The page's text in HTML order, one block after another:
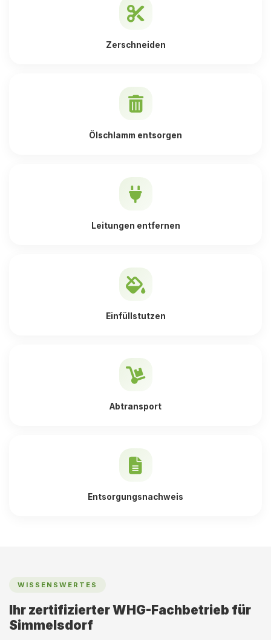
Zerschneiden
Ölschlamm entsorgen
Leitungen entfernen
Einfüllstutzen
Abtransport
Entsorgungsnachweis
WISSENSWERTES
Ihr zertifizierter WHG-Fachbetrieb für
Simmelsdorf